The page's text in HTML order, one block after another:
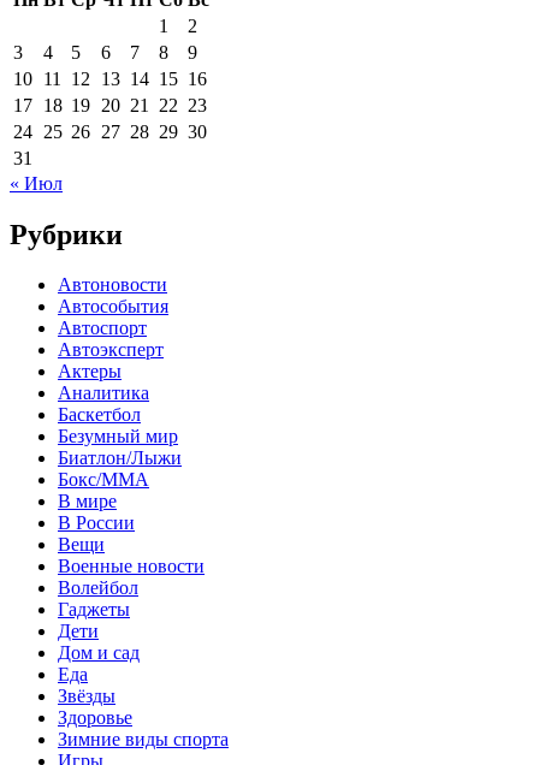
1
2
3
4 5 6 7 8
9
10 11 12 13 14 15 16
17 18 19 20 21 22 23
24 25 26 27 28 29 30
31
« Июл
Рубрики
Автоновости
Автособытия
Автоспорт
Автоэксперт
Актеры
Аналитика
Баскетбол
Безумный мир
Биатлон/Лыжи
Бокс/MMA
В мире
В России
Вещи
Военные новости
Волейбол
Гаджеты
Дети
Дом и сад
Еда
Звёзды
Здоровье
Зимние виды спорта